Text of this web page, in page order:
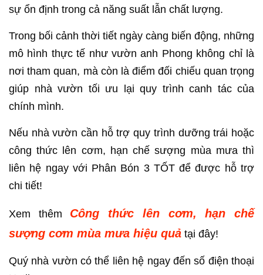
sự ổn định trong cả năng suất lẫn chất lượng.
Trong bối cảnh thời tiết ngày càng biến động, những
mô hình thực tế như vườn anh Phong không chỉ là
nơi tham quan, mà còn là điểm đối chiếu quan trọng
giúp nhà vườn tối ưu lại quy trình canh tác của
chính mình.
Nếu nhà vườn cần hỗ trợ quy trình dưỡng trái hoặc
công thức lên cơm, hạn chế sượng mùa mưa thì
liên hệ ngay với Phân Bón 3 TỐT để được hỗ trợ
chi tiết!
Xem thêm Công thức lên cơm, hạn chế
sượng cơm mùa mưa hiệu quả tại đây!
Quý nhà vườn có thể liên hệ ngay đến số điện thoại